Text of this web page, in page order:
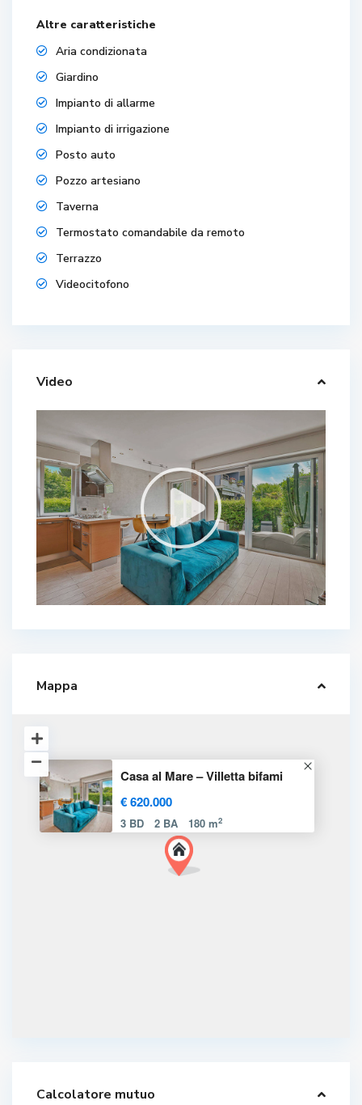
Altre caratteristiche
Aria condizionata
Giardino
Impianto di allarme
Impianto di irrigazione
Posto auto
Pozzo artesiano
Taverna
Termostato comandabile da remoto
Terrazzo
Videocitofono
Video
Mappa
Casa al Mare – Villetta bifami
€ 620.000
3 BD 2 BA 180 m2
Calcolatore mutuo